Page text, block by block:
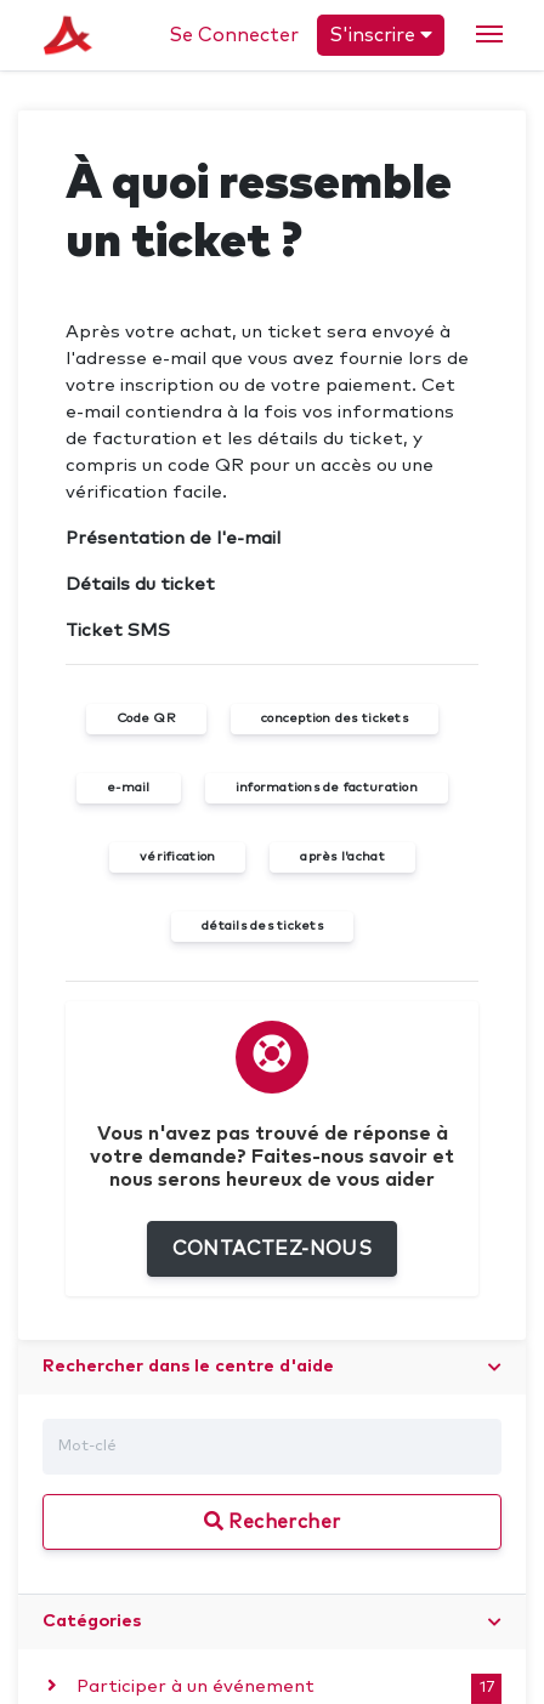
Se Connecter S'inscrire
Rechercher dans le centre d'aide
Rechercher
Catégories
Participer à un événement 17
À quoi ressemble
un ticket ?
Après votre achat, un ticket sera envoyé à
l'adresse e-mail que vous avez fournie lors de
votre inscription ou de votre paiement. Cet
e-mail contiendra à la fois vos informations
de facturation et les détails du ticket, y
compris un code QR pour un accès ou une
vérification facile.
Présentation de l'e-mail
Détails du ticket
Ticket SMS
Code QR conception des tickets
e-mail informations de facturation
vérification après l'achat
détails des tickets
Vous n'avez pas trouvé de réponse à
votre demande? Faites-nous savoir et
nous serons heureux de vous aider
CONTACTEZ-NOUS